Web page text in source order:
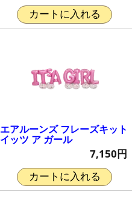
カートに入れる
エアルーンズ フレーズキット
イッツ ア ガール
7,150円
カートに入れる